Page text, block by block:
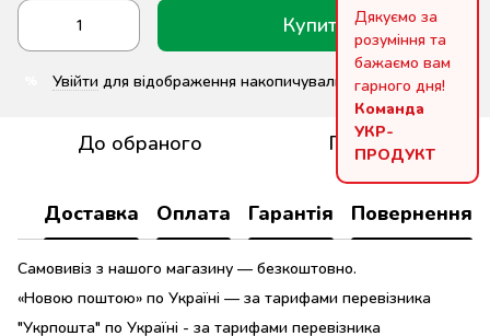
Дякуємо за
розуміння та
бажаємо вам
гарного дня!
Команда
УКР-
ПРОДУКТ
Купити
Увійти для відображення накопичувальної знижки
До обраного Порівняти
Доставка Оплата Гарантія Повернення
Самовивіз з нашого магазину — безкоштовно.
«Новою поштою» по Україні — за тарифами перевізника
"Укрпошта" по Україні - за тарифами перевізника